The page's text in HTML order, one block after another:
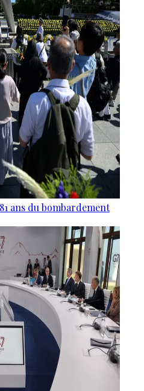
ans du bombardement